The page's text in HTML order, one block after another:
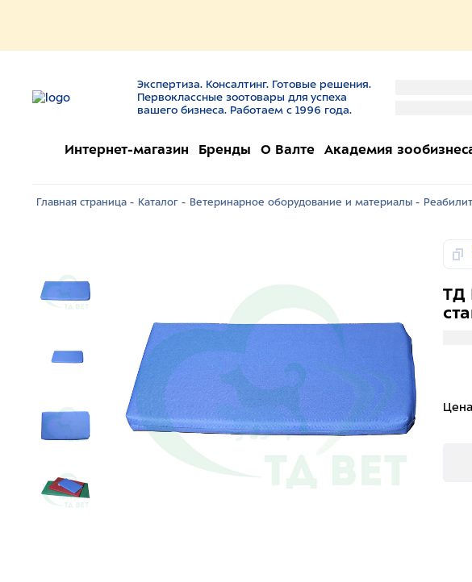
Экспертиза. Консалтинг. Готовые решения.
Первоклассные зоотовары для успеха
вашего бизнеса. Работаем с 1996 года.
Интернет-магазин Бренды О Валте Академия
Главная страница - Каталог - Ветеринарное оборудование и материалы -
ТД